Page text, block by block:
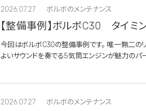
2026.07.27 ボルボのメンテナンス
【整備事例】ボルボC30 タイミ
今回はボルボC30の整備事例です。 唯一無二の
よいサウンドを奏でる5気筒エンジンが魅力のパ
2026.07.27 ボルボのメンテナンス